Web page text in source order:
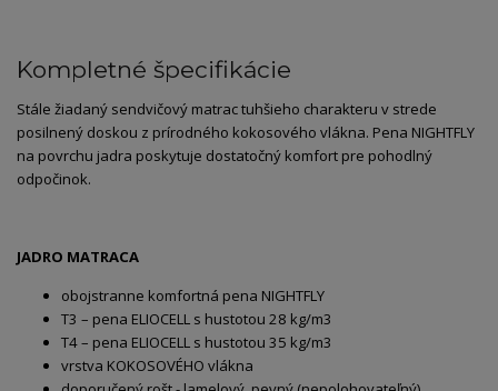
Kompletné špecifikácie
Stále žiadaný sendvičový matrac tuhšieho charakteru v strede
posilnený doskou z prírodného kokosového vlákna. Pena NIGHTFLY
na povrchu jadra poskytuje dostatočný komfort pre pohodlný
odpočinok.
JADRO MATRACA
obojstranne komfortná pena NIGHTFLY
T3 – pena ELIOCELL s hustotou 28 kg/m3
T4 – pena ELIOCELL s hustotou 35 kg/m3
vrstva KOKOSOVÉHO vlákna